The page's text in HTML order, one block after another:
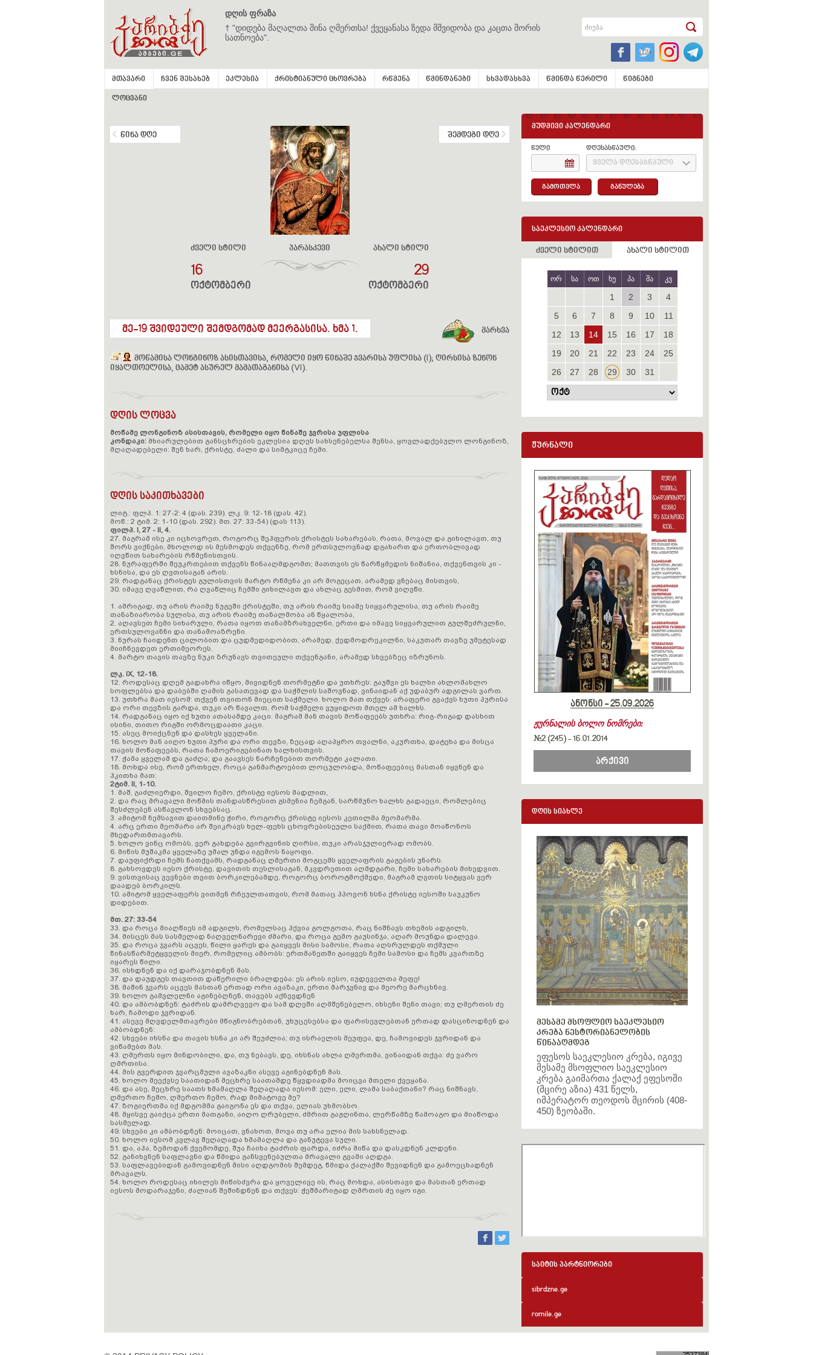
დღის ფრაზა
† "დიდება მაღალთა შინა ღმერთსა! ქვეყანასა ზედა მშვიდობა და კაცთა შორის
სათნოება".
მთავარი ჩვენ შესახებ ეკლესია ქრისტიანული ცხოვრება რწმენა წმინდანები სხვადასხვა წმინდა წერილი წიგნები
ლოცვანი
წინა დღე შემდეგი დღე
ძველი სტილი
16
ოქტომბერი
პარასკევი ახალი სტილი
29
ოქტომბერი
მე-19 შვიდეული შემდგომად მეერგასისა. ხმა 1. მარხვა
მოწამისა ლონგინოზ ასისთავისა, რომელი იყო წინაშე ჯვარისა უფლისა (I); ღირსისა ზენონ
იყალთოელისა, ცამეტ ასურელ მამათაგანისა (VI).
დღის ლოცვა
მოწამე ლონგინოზ ასისთავის, რომელი იყო წინაშე ჯვრისა უფლისა
კონდაკი: მხიარულებით განსცხრების ეკლესია დღეს სახსენებელსა შენსა, ყოვლადქებულო ლონგინოზ,
მღაღადებელი: შენ ხარ, ქრისტე, ძალი და სიმტკიცე ჩემი.
დღის საკითხავები
ლიტ.: ფლპ. 1: 27-2: 4 (დას. 239). ლკ. 9: 12-18 (დას. 42).
მოწ.: 2 ტიმ. 2: 1-10 (დას. 292). მთ. 27: 33-54) (დას 113).
ფილპ. I, 27 - II, 4.
27. მაგრამ ისე კი იცხოვრეთ, როგორც შეჰფერის ქრისტეს სახარებას, რათა, მოვალ და გიხილავთ, თუ
შორს ვიქნები, მხოლოდ ის მესმოდეს თქვენზე, რომ ერთსულოვნად დგახართ და ერთობლივად
იღვწით სახარების რწმენისთვის.
28. ნურაფერში შეუკრთებით თქვენს წინააღმდგომთ; მათთვის ეს წარწყმედის ნიშანია, თქვენთვის კი -
ხსნისა, და ეს ღვთისაგან არის.
29. რადგანაც ქრისტეს გულისთვის მარტო რწმენა კი არ მოგეცათ, არამედ ვნებაც მისთვის,
30. იმავე ღვაწლით, რა ღვაწლიც ჩემში გიხილავთ და ახლაც გესმით, რომ ვიღვწი.
1. ამრიგად, თუ არის რაიმე ნუგეში ქრისტეში, თუ არის რაიმე სიამე სიყვარულისა, თუ არის რაიმე
თანაზიარობა სულისა, თუ არის რაიმე თანალმობა ან წყალობა,
2. აღავსეთ ჩემი სიხარული, რათა იყოთ თანამზრახველნი, ერთი და იმავე სიყვარულით გულშეძრულნი,
ერთსულოვანნი და თანამოაზრენი.
3. ნურას ჩაიდენთ ცილობით და ცუდმედიდობით, არამედ, ქედმოდრეკილნი, საკუთარ თავზე უმეტესად
მიიჩნევდეთ ერთიმეორეს.
4. მარტო თავის თავზე ნუკი ზრუნავს თვითეული თქვენგანი, არამედ სხვებზეც იზრუნოს.
ლკ. IX, 12-18.
12. როდესაც დღემ გადახრა იწყო, მივიდნენ თორმეტნი და უთხრეს: გაუშვი ეს ხალხი ახლომახლო
სოფლებსა და დაბებში ღამის გასათევად და საჭმლის საშოვნად, ვინაიდან აქ უდაბურ ადგილას ვართ.
13. უთხრა მათ იესომ: თქვენ თვითონ მიეცით საჭმელი. ხოლო მათ თქვეს: არაფერი გვაქვს ხუთი პურისა
და ორი თევზის გარდა, თუკი არ წავალთ, რომ საჭმელი ვუყიდოთ მთელ ამ ხალხს.
14. რადგანაც იყო იქ ხუთი ათასამდე კაცი. მაგრამ მან თავის მოწაფეებს უთხრა: რიგ-რიგად დასხით
ისინი, თითო რიგში ორმოცდაათი კაცი.
15. ასეც მოიქცნენ და დასხეს ყველანი.
16. ხოლო მან აიღო ხუთი პური და ორი თევზი, ზეცად აღაპყრო თვალნი, აკურთხა, დატეხა და მისცა
თავის მოწაფეებს, რათა ჩამოერიგებინათ ხალხისთვის.
17. ჭამა ყველამ და გაძღა; და გაავსეს ნარჩენებით თორმეტი კალათი.
18. მოხდა ისე, რომ ერთხელ, როცა განმარტოებით ლოცულობდა, მოწაფეებიც მასთან იყვნენ და
ჰკითხა მათ:
2ტიმ. II, 1-10.
1. მაშ, გაძლიერდი, შვილო ჩემო, ქრისტე იესოს მადლით,
2. და რაც მრავალი მოწმის თანდასწრესით გსმენია ჩემგან, სარწმუნო ხალხს გადაეცი, რომლებიც
შესძლებენ ასწავლონ სხვებსაც.
3. ამიტომ ჩემსავით დაითმინე ჭირი, როგორც ქრისტე იესოს კეთილმა მეომარმა.
4. არც ერთი მეომარი არ შეიკრავს ხელ-ფეხს ცხოვრებისეული საქმით, რათა თავი მოაწონოს
მხედართმთავარს.
5. ხოლო ვინც ომობს, ვერ გახდება გვირგვინის ღირსი, თუკი არასჯულიერად ომობს.
6. მიწის მუშაკმა ყველაზე უმალ უნდა იგემოს ნაყოფი.
7. დაუფიქრდი ჩემს ნათქვამს, რადგანაც ღმერთი მოგცემს ყველაფრის გაგების უნარს.
8. გახსოვდეს იესო ქრისტე, დავითის თესლისაგან, მკვდრეთით აღმდგარი, ჩემი სახარების მიხედვით.
9. ვისთვისაც ვევნები თვით ბორკილებამდე, როგორც ბოროტმოქმედი, მაგრამ ღვთის სიტყვას ვერ
დაადებ ბორკილს.
10. ამიტომ ყველაფერს ვითმენ რჩეულთათვის, რომ მათაც ჰპოვონ ხსნა ქრისტე იესოში საუკუნო
დიდებით.
მთ. 27: 33-54
33. და როცა მიაღწიეს იმ ადგილს, რომელსაც ჰქვია გოლგოთა, რაც ნიშნავს თხემის ადგილს,
34. მისცეს მას სასმელად ნაღველნარევი ძმარი, და როცა გემო გაუსინჯა, აღარ მოუნდა დალევა.
35. და როცა ჯვარს აცვეს, წილი ყარეს და გაიყვეს მისი სამოსი, რათა აღსრულდეს თქმული
წინასწარმეტყველის მიერ, რომელიც ამბობს: ერთმანეთში გაიყვეს ჩემი სამოსი და ჩემს კვართზე
იყარეს წილი.
36. ისხდნენ და იქ დარაჯობდნენ მას.
37. და დაუდგეს თავთით დაწერილი ბრალდება: ეს არის იესო, იუდეველთა მეფე!
38. მაშინ ჯვარს აცვეს მასთან ერთად ორი ავაზაკი, ერთი მარჯვნივ და მეორე მარცხნივ.
39. ხოლო გამვლელნი აგინებღნენ, თავებს აქნევდნენ
40. და ამბობდნენ: ტაძრის დამრღვევო და სამ დღეში აღმშენებელო, იხსენი შენი თავი; თუ ღმერთის ძე
ხარ, ჩამოდი ჯვრიდან.
41. ასევე მღვდელმთავრები მწიგნობრებთან, უხუცესებსა და ფარისევლებთან ერთად დასცინოდნენ და
ამბობდნენ:
42. სხვები იხსნა და თავის ხსნა კი არ შეუძლია; თუ ისრაელის მეუფეა, დე, ჩამოვიდეს ჯვრიდან და
ვიწამებთ მას.
43. ღმერთს იყო მინდობილი, და, თუ ნებავს, დე, იხსნას ახლა ღმერთმა, ვინაიდან თქვა: ძე ვარო
ღმრთისა.
44. მის გვერდით ჯვარცმული ავაზაკნი ასევე აგინებდნენ მას.
45. ხოლო მეექვსე საათიდან მეცხრე საათამდე წყვდიადმა მოიცვა მთელი ქვეყანა.
46. და ასე, მეცხრე საათს ხმამაღლა შეღაღადა იესომ: ელი, ელი, ლამა საბაქთანი? რაც ნიშნავს,
ღმერთო ჩემო, ღმერთო ჩემო, რად მიმატოვე მე?
47. ზოგიერთმა იქ მდგომმა გაიგონა ეს და თქვა, ელიას უხმობსო.
48. მყისვე გაიქცა ერთი მათგანი, აიღო ღრუბელი, ძმრით გაჟღინთა, ლერწამზე წამოაგო და მიაწოდა
სასმელად.
49. სხვები კი ამბობდნენ: მოიცათ, ვნახოთ, მოვა თუ არა ელია მის სახსნელად.
50. ხოლო იესომ კვლავ შეღაღადა ხმამაღლა და განუტევა სული.
51. და, აჰა, ზემოდან ქვემომდე, შუა ჩაიხა ტაძრის ფარდა, იძრა მიწა და დასკდნენ კლდენი.
52. განიხვნენ საფლავნი და წმიდა განსვენებულთა მრავალი გვამი აღდგა.
53. საფლავებიდან გამოვიდნენ მისი აღდგომის შემდეგ, წმიდა ქალაქში შევიდნენ და გამოეცხადნენ
მრავალს.
54. ხოლო როდესაც იხილეს მიწისძვრა და ყოველივე ის, რაც მოხდა, ასისთავი და მასთან ერთად
იესოს მოდარაჯენი, ძალიან შეშინდნენ და თქვეს: ჭეშმარიტად ღმრთის ძე იყო იგი.
მუდმივი კალენდარი
წელი დღესასწაული:
ყველა დღესასწაული
გამოთვლა განულება
საეკლესიო კალენდარი
ძველი სტილით ახალი სტილით
ორ სა ოთ ხუ პა შა კვ
1 2 3
4
5
6 7 8 9 10
11
12
13 14 15 16 17
18
19
20 21 22 23 24
25
26
27 28 29 30 31
ჟურნალი
ანონსი - 25.09.2026
ჟურნალის ბოლო ნომრები:
#2 (245)-16.01.2014
არქივი
დღის სიახლე
მესამე მსოფლიო საეკლესიო
კრება ნესტორიანელობის
წინააღმდეგ
ეფესოს საეკლესიო კრება, იგივე
მესამე მსოფლიო საეკლესიო
კრება გაიმართა ქალაქ ეფესოში
(მცირე აზია) 431 წელს,
იმპერატორ თეოდოს მცირის (408-
450) ზეობაში.
საიტის პარტნიორები
sibrdzne.ge
romile.ge